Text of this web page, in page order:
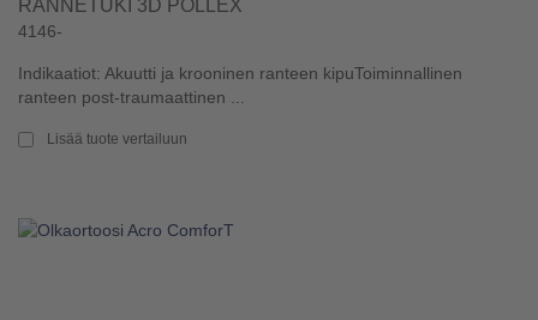
RANNETUKI 3D POLLEX
4146-
Indikaatiot: Akuutti ja krooninen ranteen kipuToiminnallinen
ranteen post-traumaattinen ...
Lisää tuote vertailuun